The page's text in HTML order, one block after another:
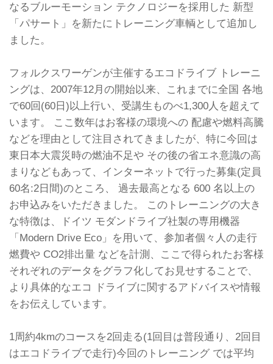
なるブルーモーション テクノロジーを採用した 新型
「パサート」を新たにトレーニング車輌として追加し
ました。
フォルクスワーゲンが主催するエコドライブ トレーニ
ングは、2007年12月の開始以来、これまでに全国 各地
で60回(60日)以上行い、受講生ものべ1,300人を超えて
います。 ここ数年はお客様の環境への 配慮や燃料高騰
などを理由として注目されてきましたが、特に今回は
東日本大震災時の燃油不足や その後の省エネ意識の高
まりなどもあって、インターネットで行った募集(定員
60名:2日間)のところ、 過去最高となる 600 名以上の
お申込みをいただきました。 このトレーニングの大き
な特徴は、ドイツ モダンドライブ社製の専用機器
「Modern Drive Eco」を用いて、参加者個々人の走行
燃費や CO2排出量 などを計測、ここで得られたお客様
それぞれのデータをグラフ化してお見せすることで、
より具体的なエコ ドライブに関するアドバイスや情報
をお伝えしています。
1周約4kmのコースを2回走る(1回目は普段通り、2回目
はエコドライブで走行)今回のトレーニング では平均